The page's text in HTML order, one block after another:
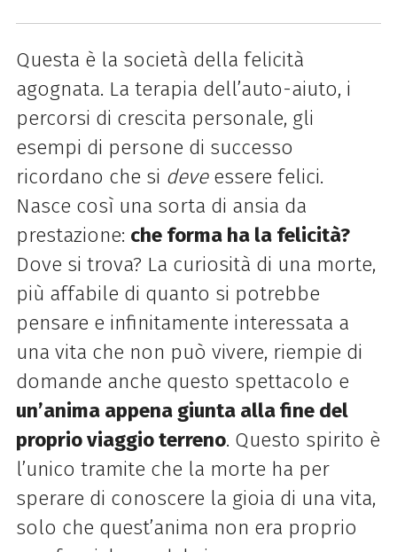
Questa è la società della felicità
agognata. La terapia dell’auto-aiuto, i
percorsi di crescita personale, gli
esempi di persone di successo
ricordano che si deve essere felici.
Nasce così una sorta di ansia da
prestazione: che forma ha la felicità?
Dove si trova? La curiosità di una morte,
più affabile di quanto si potrebbe
pensare e infinitamente interessata a
una vita che non può vivere, riempie di
domande anche questo spettacolo e
un’anima appena giunta alla fine del
proprio viaggio terreno. Questo spirito è
l’unico tramite che la morte ha per
sperare di conoscere la gioia di una vita,
solo che quest’anima non era proprio